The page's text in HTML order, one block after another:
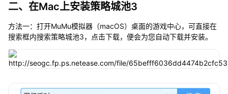
二、在Mac上安装策略城池3
方法一：打开MuMu模拟器（macOS）桌面的游戏中心，可直接在
搜索框内搜索策略城池3，点击下载，便会为您自动下载并安装。